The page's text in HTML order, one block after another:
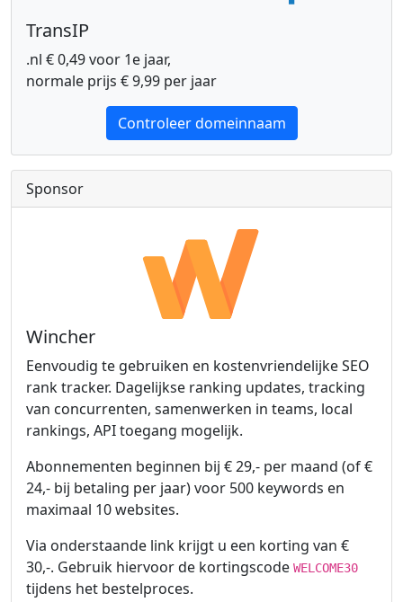
TransIP
.nl € 0,49 voor 1e jaar,
normale prijs € 9,99 per jaar
Controleer domeinnaam
Sponsor
Wincher
Eenvoudig te gebruiken en kostenvriendelijke SEO
rank tracker. Dagelijkse ranking updates, tracking
van concurrenten, samenwerken in teams, local
rankings, API toegang mogelijk.
Abonnementen beginnen bij € 29,- per maand (of €
24,- bij betaling per jaar) voor 500 keywords en
maximaal 10 websites.
Via onderstaande link krijgt u een korting van €
30,-. Gebruik hiervoor de kortingscode WELCOME30
tijdens het bestelproces.